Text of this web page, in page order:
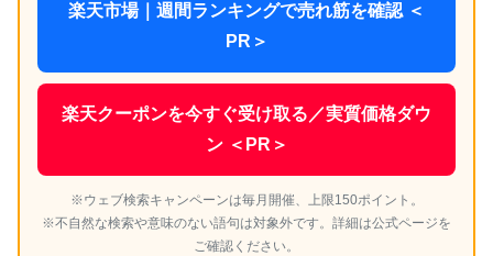
楽天市場｜週間ランキングで売れ筋を確認 ＜
PR＞
楽天クーポンを今すぐ受け取る／実質価格ダウ
ン ＜PR＞
※ウェブ検索キャンペーンは毎月開催、上限150ポイント。
※不自然な検索や意味のない語句は対象外です。詳細は公式ページを
ご確認ください。